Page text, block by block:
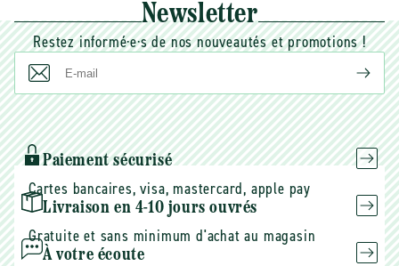
Newsletter
Restez informé·e·s de nos nouveautés et promotions !
E-
mail
Paiement sécurisé
Cartes bancaires, visa, mastercard, apple pay
Livraison en 4-10 jours ouvrés
Gratuite et sans minimum d'achat au magasin
À votre écoute